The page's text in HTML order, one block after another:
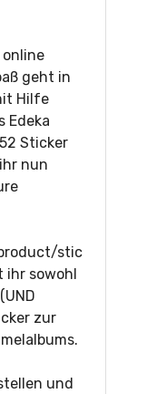
geht in
Hilfe
Edeka
Sticker
nun
stic
ihr sowohl
zur
und